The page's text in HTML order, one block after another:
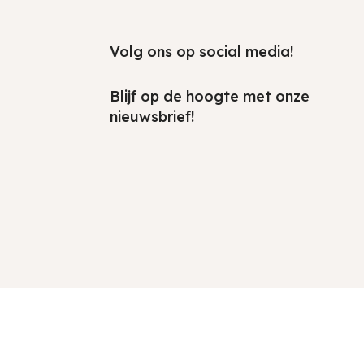
Volg ons op social media!
Blijf op de hoogte met onze
nieuwsbrief!